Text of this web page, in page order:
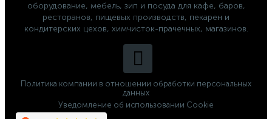
оборудование, мебель, зип и посуда для кафе, баров,
ресторанов, пищевых производств, пекарен и
кондитерских цехов, химчисток-прачечных, магазинов.
Политика компании в отношении обработки персональных
данных
Уведомление об использовании Cookie